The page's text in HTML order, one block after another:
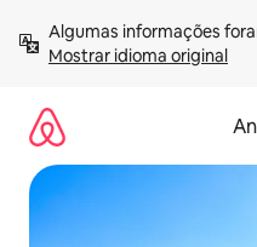
para
Mostrar idioma original